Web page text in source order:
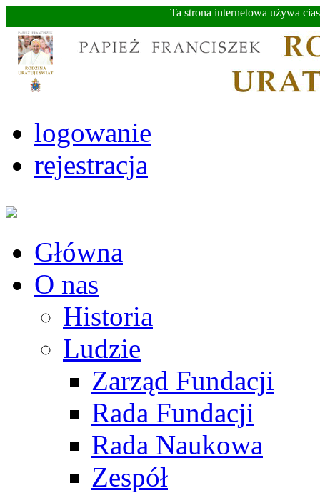
Ta strona internetowa używa
logowanie
rejestracja
Główna
O nas
Historia
Ludzie
Zarząd Fundacji
Rada Fundacji
Rada Naukowa
Zespół